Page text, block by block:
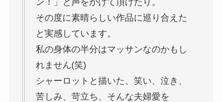
その度に素晴らしい作品に巡り合えた
と実感しています。
私の身体の半分はマッサンなのかもし
れません(笑)
シャーロットと描いた、笑い、泣き、
苦しみ、苛立ち、そんな夫婦愛を